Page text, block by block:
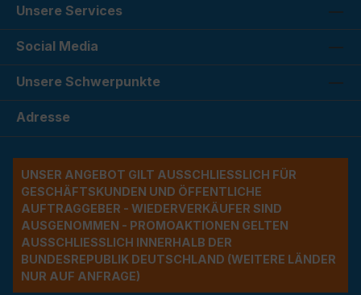
Unsere Services
Social Media
Unsere Schwerpunkte
Adresse
UNSER ANGEBOT GILT AUSSCHLIESSLICH FÜR G
ESCHÄFTSKUNDEN UND ÖFFENTLICHE A
UFTRAGGEBER - WIEDERVERKÄUFER SIND A
USGENOMMEN - PROMOAKTIONEN GELTEN A
USSCHLIESSLICH INNERHALB DER BU
NDESREPUBLIK DEUTSCHLAND (WEITERE LÄNDER NU
R AUF ANFRAGE)